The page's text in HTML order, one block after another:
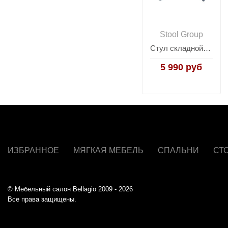
Stool Group
Стул складной Liara пластик серый
5 990 руб
ИЗБРАННОЕ МЯГКАЯ МЕБЕЛЬ СПАЛЬНИ
© Мебельный салон Bellagio 2009 - 2026
Все права защищены.